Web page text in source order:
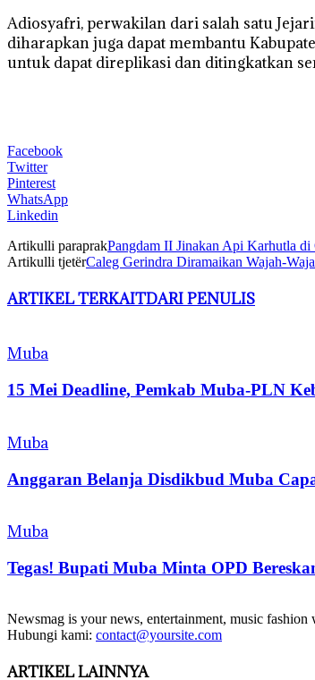
Adiosyafri, perwakilan dari salah satu
diharapkan juga dapat membantu
untuk dapat direplikasi dan ditingkatkan
Facebook
Twitter
Pinterest
WhatsApp
Linkedin
Artikulli paraprakPangdam II Jinakan Api Karhutla
Artikulli tjetërCaleg Gerindra Diramaikan Wajah-
ARTIKEL TERKAITDARI PENULIS
Muba
15 Mei Deadline, Pemkab Muba-PLN
Muba
Anggaran Belanja Disdikbud Muba
Muba
Tegas! Bupati Muba Minta OPD
Newsmag is your news, entertainment, music
Hubungi kami: contact@yoursite.com
ARTIKEL LAINNYA